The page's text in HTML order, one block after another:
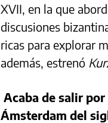
XVII, en la que
discusiones
ricas para explorar
además, estrenó
Acaba de salir
Ámsterdam del